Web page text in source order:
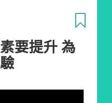
要提升 為